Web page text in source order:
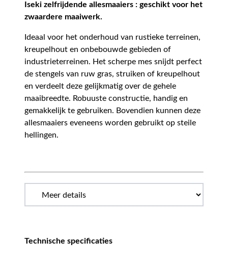
Iseki zelfrijdende allesmaaiers : geschikt voor het
zwaardere maaiwerk.
Ideaal voor het onderhoud van rustieke terreinen,
kreupelhout en onbebouwde gebieden of
industrieterreinen. Het scherpe mes snijdt perfect
de stengels van ruw gras, struiken of kreupelhout
en verdeelt deze gelijkmatig over de gehele
maaibreedte. Robuuste constructie, handig en
gemakkelijk te gebruiken. Bovendien kunnen deze
allesmaaiers eveneens worden gebruikt op steile
hellingen.
Technische specificaties